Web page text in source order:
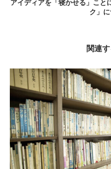
アイディアを「寝かせる」こと
ク」
関連